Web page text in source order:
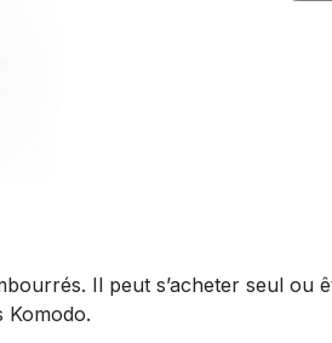
Il peut s’acheter seul ou
Komodo.